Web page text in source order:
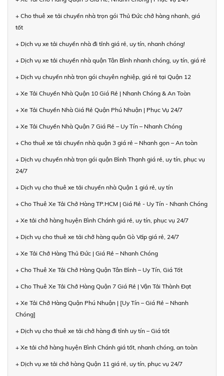
+ Cho thuê xe tải chuyển nhà trọn gói Thủ Đức chở hàng nhanh, giá
tốt
+ Dịch vụ xe tải chuyển nhà đi tỉnh giá rẻ, uy tín, nhanh chóng!
+ Dịch vụ xe tải chuyển nhà quận Tân Bình nhanh chóng, uy tín, giá rẻ
+ Dịch vụ chuyển nhà trọn gói chuyên nghiệp, giá rẻ tại Quận 12
+ Xe Tải Chuyển Nhà Quận 10 Giá Rẻ | Nhanh Chóng & An Toàn
+ Xe Tải Chuyển Nhà Giá Rẻ Quận Phú Nhuận | Phục Vụ 24/7
+ Xe Tải Chuyển Nhà Quận 7 Giá Rẻ – Uy Tín – Nhanh Chóng
+ Cho thuê xe tải chuyển nhà quận 3 giá rẻ – Nhanh gọn – An toàn
+ Dịch vụ chuyển nhà trọn gói quận Bình Thạnh giá rẻ, uy tín, phục vụ
24/7
+ Dịch vụ cho thuê xe tải chuyển nhà Quận 1 giá rẻ, uy tín
+ Cho Thuê Xe Tải Chở Hàng TP.HCM | Giá Rẻ - Uy Tín - Nhanh Chóng
+ Xe tải chở hàng huyện Bình Chánh giá rẻ, uy tín, phục vụ 24/7
+ Dịch vụ cho thuê xe tải chở hàng quận Gò Vấp giá rẻ, 24/7
+ Xe Tải Chở Hàng Thủ Đức | Giá Rẻ – Nhanh Chóng
+ Cho Thuê Xe Tải Chở Hàng Quận Tân Bình – Uy Tín, Giá Tốt
+ Cho Thuê Xe Tải Chở Hàng Quận 7 Giá Rẻ | Vận Tải Thành Đạt
+ Xe Tải Chở Hàng Quận Phú Nhuận | [Uy Tín – Giá Rẻ – Nhanh
Chóng]
+ Dịch vụ cho thuê xe tải chở hàng đi tỉnh uy tín – Giá tốt
+ Xe tải chở hàng huyện Bình Chánh giá tốt, nhanh chóng, an toàn
+ Dịch vụ xe tải chở hàng Quận 11 giá rẻ, uy tín, phục vụ 24/7